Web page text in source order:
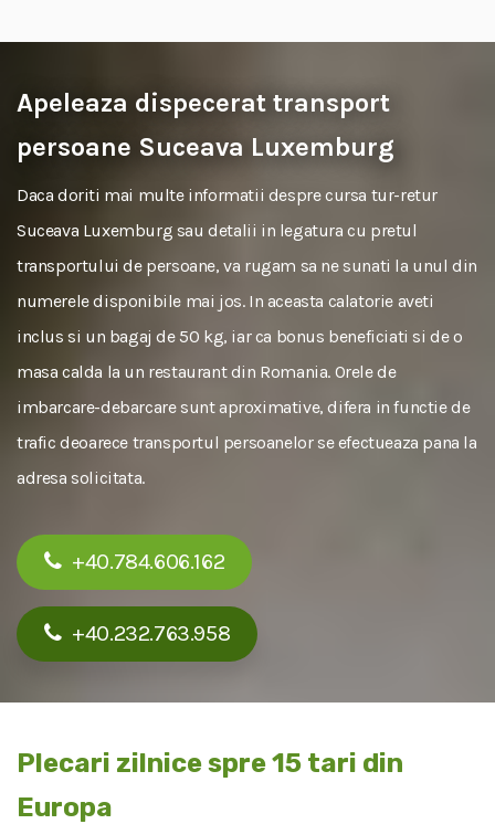
Apeleaza dispecerat transport
persoane Suceava Luxemburg
Daca doriti mai multe informatii despre cursa tur-retur
Suceava Luxemburg sau detalii in legatura cu pretul
transportului de persoane, va rugam sa ne sunati la unul din
numerele disponibile mai jos. In aceasta calatorie aveti
inclus si un bagaj de 50 kg, iar ca bonus beneficiati si de o
masa calda la un restaurant din Romania. Orele de
imbarcare-debarcare sunt aproximative, difera in functie de
trafic deoarece transportul persoanelor se efectueaza pana la
adresa solicitata.
+40.784.606.162
+40.232.763.958
Plecari zilnice spre 15 tari din
Europa